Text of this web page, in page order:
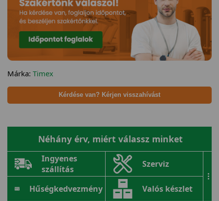
Márka: Timex
Kérdése van? Kérjen visszahívást
Néhány érv, miért válassz minket
Ingyenes
szállítás
Szerviz
Hűségkedvezmény Valós készlet
...